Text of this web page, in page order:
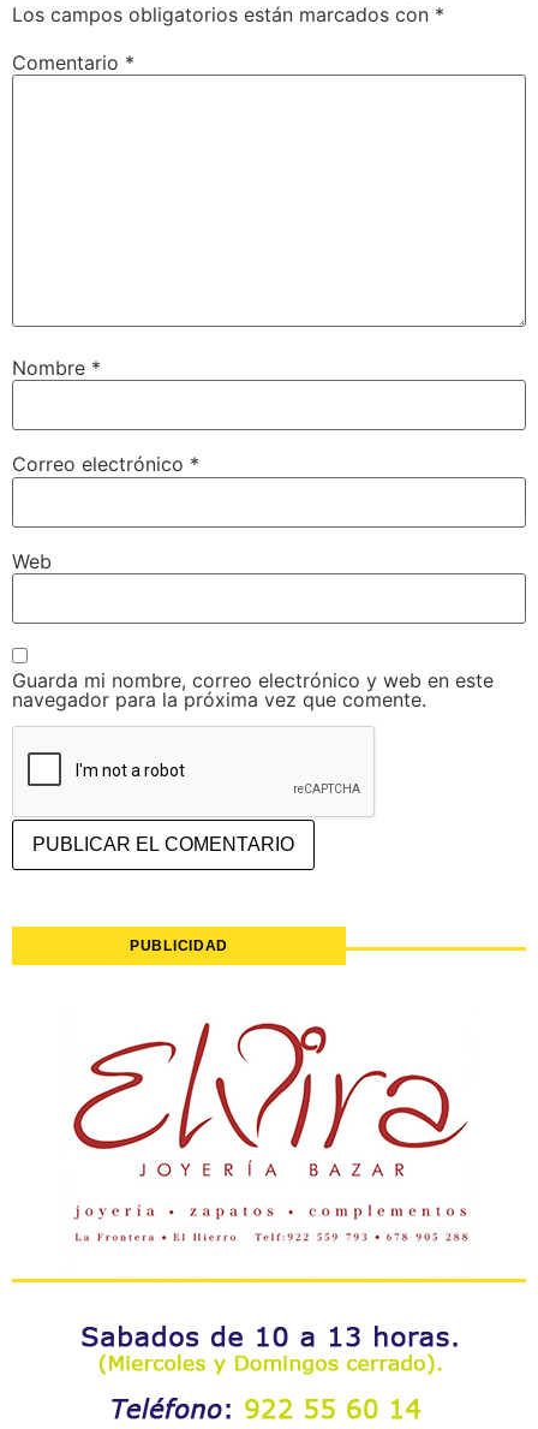
Los campos obligatorios están marcados con *
Comentario *
Nombre *
Correo electrónico *
Web
Guarda mi nombre, correo electrónico y web en este
navegador para la próxima vez que comente.
PUBLICIDAD